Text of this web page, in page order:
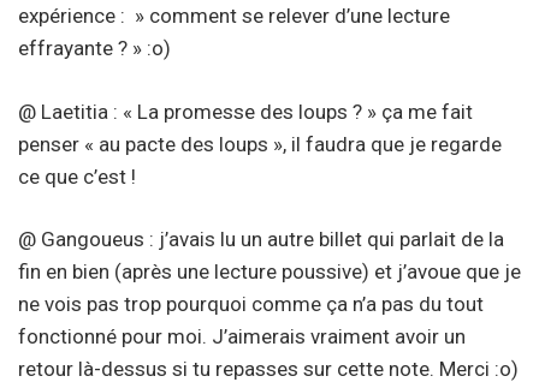
expérience : » comment se relever d’une lecture
effrayante ? » :o)
@ Laetitia : « La promesse des loups ? » ça me fait
penser « au pacte des loups », il faudra que je regarde
ce que c’est !
@ Gangoueus : j’avais lu un autre billet qui parlait de la
fin en bien (après une lecture poussive) et j’avoue que je
ne vois pas trop pourquoi comme ça n’a pas du tout
fonctionné pour moi. J’aimerais vraiment avoir un
retour là-dessus si tu repasses sur cette note. Merci :o)